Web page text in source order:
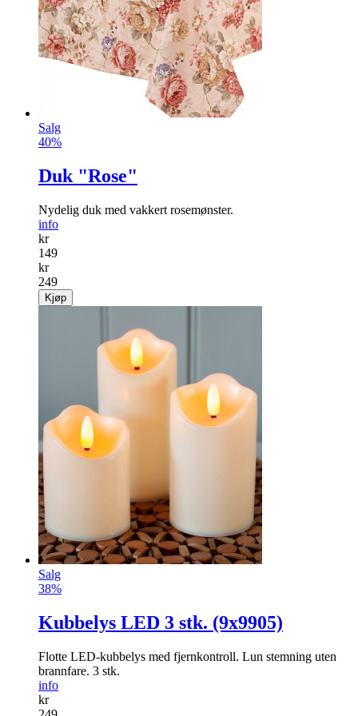
Salg
40%
Duk "Rose"
Nydelig duk med vakkert rosemønster.
info
kr
149
kr
249
Kjøp
Salg
38%
Kubbelys LED 3 stk. (9x9905)
Flotte LED-kubbelys med fjernkontroll. Lun stemning uten
brannfare. 3 stk.
info
kr